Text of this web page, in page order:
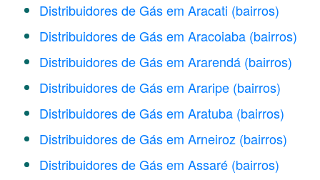
Distribuidores de Gás em Aracati (bairros)
Distribuidores de Gás em Aracoiaba (bairros)
Distribuidores de Gás em Ararendá (bairros)
Distribuidores de Gás em Araripe (bairros)
Distribuidores de Gás em Aratuba (bairros)
Distribuidores de Gás em Arneiroz (bairros)
Distribuidores de Gás em Assaré (bairros)